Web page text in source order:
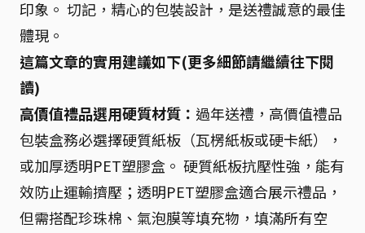
印象。 切記，精心的包裝設計，是送禮誠意的最佳
體現。
這篇文章的實用建議如下(更多細節請繼續往下閱
讀)
高價值禮品選用硬質材質： 過年送禮，高價值禮品
包裝盒務必選擇硬質紙板（瓦楞紙板或硬卡紙），
或加厚透明PET塑膠盒。 硬質紙板抗壓性強，能有
效防止運輸擠壓；透明PET塑膠盒適合展示禮品，
但需搭配珍珠棉、氣泡膜等填充物，填滿所有空